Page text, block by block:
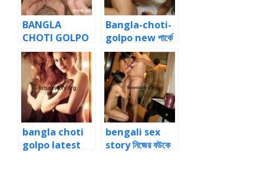
BANGLA
CHOTI GOLPO
আম্মু আর ছোট বোনকে
একসাথে চুদলাম
Bangla-choti-
golpo new পার্কে
ঘুরতে গিয়ে শালীর নরম
পাছা চোদা
bangla choti
golpo latest
bengali sex
story নিজের বউকে